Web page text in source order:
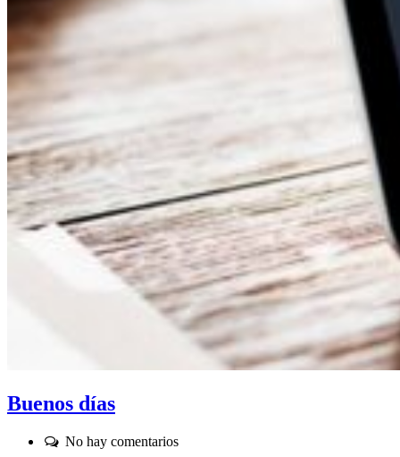
Buenos días
Comentarios:
No hay comentarios